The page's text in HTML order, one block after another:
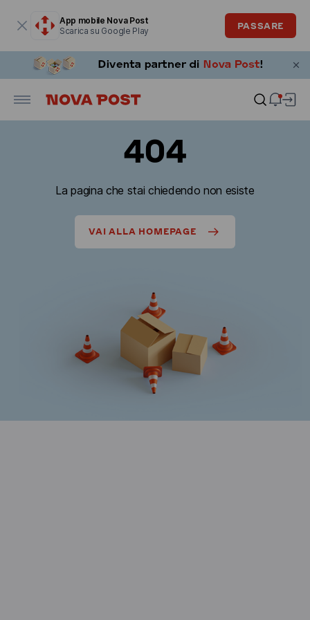
App mobile Nova Post
Scarica su Google Play
PASSARE
404
La pagina che stai chiedendo non esiste
VAI ALLA HOMEPAGE